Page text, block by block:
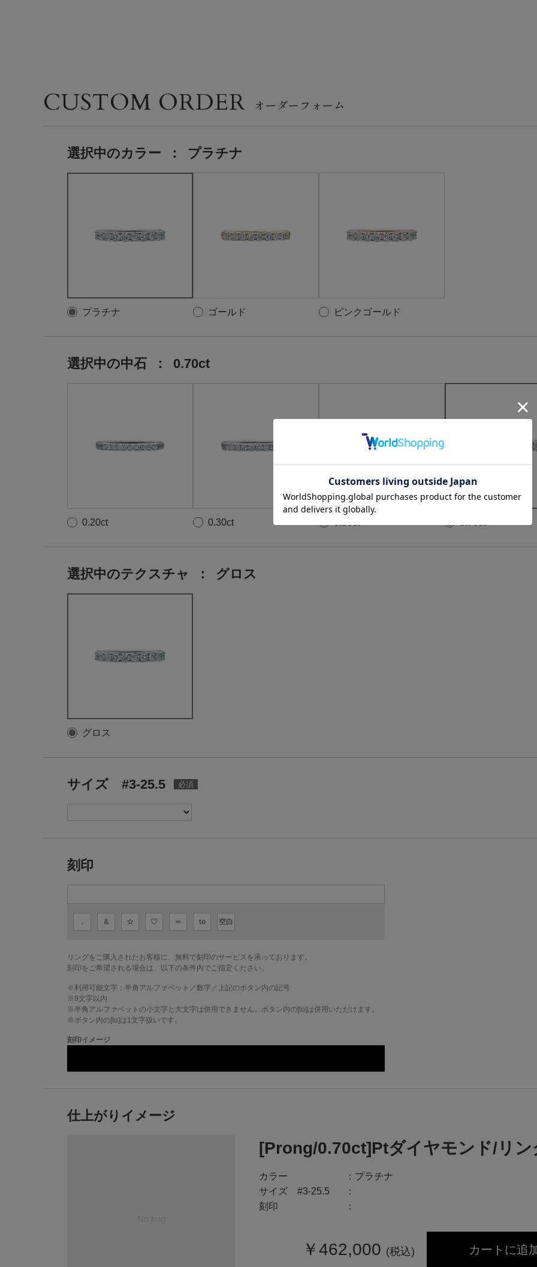
CUSTOM ORDER
選択中のカラー ： プラチナ
プラチナ ゴールド ピンクゴールド
選択中の中石 ： 0.70ct
0.20ct 0.30ct
選択中のテクスチャ ： グロス
グロス
サイズ #3-25.5
刻印
. & ☆ ♡ ∞ to 空白
リングをご購入されたお客様に、無料で刻印のサービスを承っております。
刻印をご希望される場合は、以下の条件内でご指定ください。
※利用可能文字： 半角アルファベット／数字／上記のボタン内の記号
※9文字以内
※半角アルファベットの小文字と大文字は併用できません。ボタン内の[to]は併用いただけます。
※ボタン内の[to]は1文字扱いです。
刻印イメージ
仕上がりイメージ
[Prong/0.70ct]Ptダイヤモンド/リン
カラー
プラチナ
サイズ #3-25.5
刻印
￥462,000 (税込) カートに追